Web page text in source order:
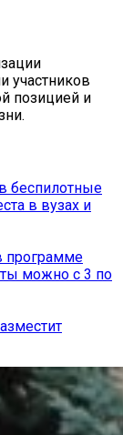
участников
позицией и
беспилотные
в вузах и
программе
можно с 3 по